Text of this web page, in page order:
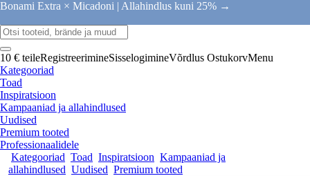
Bonami Extra × Micadoni | Allahindlus kuni 25% →
10 € teileRegistreerimineSisselogimineVõrdlus OstukorvMenu
Kategooriad
Toad
Inspiratsioon
Kampaaniad ja allahindlused
Uudised
Premium tooted
Professionaalidele
Kategooriad Toad Inspiratsioon Kampaaniad ja
allahindlused Uudised Premium tooted